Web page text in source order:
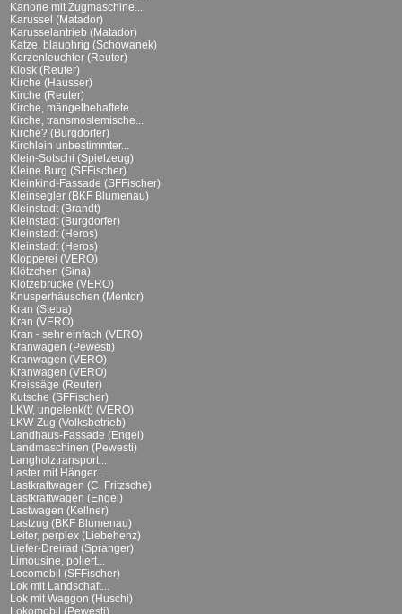
Kanone mit Zugmaschine...
Karussel (Matador)
Karusselantrieb (Matador)
Katze, blauohrig (Schowanek)
Kerzenleuchter (Reuter)
Kiosk (Reuter)
Kirche (Hausser)
Kirche (Reuter)
Kirche, mängelbehaftete...
Kirche, transmoslemische...
Kirche? (Burgdorfer)
Kirchlein unbestimmter...
Klein-Sotschi (Spielzeug)
Kleine Burg (SFFischer)
Kleinkind-Fassade (SFFischer)
Kleinsegler (BKF Blumenau)
Kleinstadt (Brandt)
Kleinstadt (Burgdorfer)
Kleinstadt (Heros)
Kleinstadt (Heros)
Klopperei (VERO)
Klötzchen (Sina)
Klötzebrücke (VERO)
Knusperhäuschen (Mentor)
Kran (Steba)
Kran (VERO)
Kran - sehr einfach (VERO)
Kranwagen (Pewesti)
Kranwagen (VERO)
Kranwagen (VERO)
Kreissäge (Reuter)
Kutsche (SFFischer)
LKW, ungelenk(t) (VERO)
LKW-Zug (Volksbetrieb)
Landhaus-Fassade (Engel)
Landmaschinen (Pewesti)
Langholztransport...
Laster mit Hänger...
Lastkraftwagen (C. Fritzsche)
Lastkraftwagen (Engel)
Lastwagen (Kellner)
Lastzug (BKF Blumenau)
Leiter, perplex (Liebehenz)
Liefer-Dreirad (Spranger)
Limousine, poliert...
Locomobil (SFFischer)
Lok mit Landschaft...
Lok mit Waggon (Huschi)
Lokomobil (Pewesti)